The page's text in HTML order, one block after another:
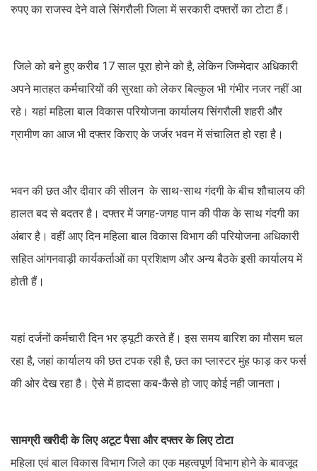
रुपए का राजस्व देने वाले सिंगरौली जिला में सरकारी दफ्तरों का टोटा हैं।
जिले को बने हुए करीब 17 साल पूरा होने को है, लेकिन जिम्मेदार अधिकारी
अपने मातहत कर्मचारियों की सुरक्षा को लेकर बिल्कुल भी गंभीर नजर नहीं आ
रहे। यहां महिला बाल विकास परियोजना कार्यालय सिंगरौली शहरी और
ग्रामीण का आज भी दफ्तर किराए के जर्जर भवन में संचालित हो रहा है।
भवन की छत और दीवार की सीलन के साथ-साथ गंदगी के बीच शौचालय की
हालत बद से बदतर है। दफ्तर में जगह-जगह पान की पीक के साथ गंदगी का
अंबार है। वहीं आए दिन महिला बाल विकास विभाग की परियोजना अधिकारी
सहित आंगनवाड़ी कार्यकर्ताओं का प्रशिक्षण और अन्य बैठके इसी कार्यालय में
होती हैं।
यहां दर्जनों कर्मचारी दिन भर ड्यूटी करते हैं। इस समय बारिश का मौसम चल
रहा है, जहां कार्यालय की छत टपक रही है, छत का प्लास्टर मुंह फाड़ कर फर्स
की ओर देख रहा है। ऐसे में हादसा कब-कैसे हो जाए कोई नही जानता।
सामग्री खरीदी के लिए अटूट पैसा और दफ्तर के लिए टोटा
महिला एवं बाल विकास विभाग जिले का एक महत्वपूर्ण विभाग होने के बावजूद